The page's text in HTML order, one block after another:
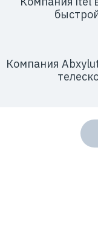
Компания